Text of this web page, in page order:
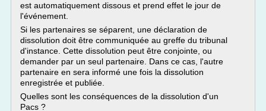
est automatiquement dissous et prend effet le jour de
l'événement.
Si les partenaires se séparent, une déclaration de
dissolution doit être communiquée au greffe du tribunal
d'instance. Cette dissolution peut être conjointe, ou
demander par un seul partenaire. Dans ce cas, l'autre
partenaire en sera informé une fois la dissolution
enregistrée et publiée.
Quelles sont les conséquences de la dissolution d'un
Pacs ?